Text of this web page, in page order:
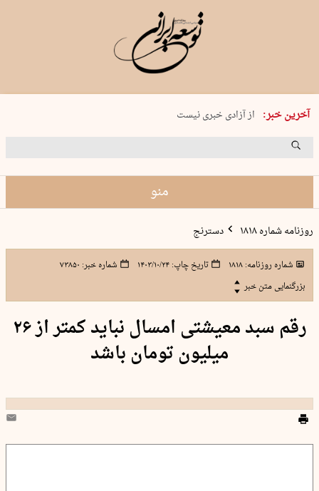
آخرین خبر:
یکشنبه 18 مرداد 1405 شماره 2245
از آزادی خبری نیست
۸۸۸ نفر سال گذشته بر اثر غرق‌شدگی جان …
منو
روزنامه شماره ۱۸۱۸ دسترنج
شماره روزنامه:۱۸۱۸ تاریخ چاپ:۱۴۰۳/۱۰/۲۴ شماره خبر: ۷۳۸۵۰
بزرگنمایی متن خبر
رقم سبد معیشتی امسال نباید کمتر از ۲۶
میلیون تومان باشد